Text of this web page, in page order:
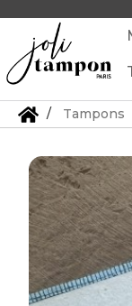
Tampons